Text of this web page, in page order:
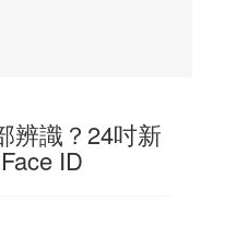
辨識？24吋新
ID